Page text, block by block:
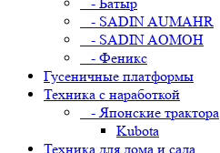
- SADIN AUMAHR
- SADIN AOMOH
- Феникс
Гусеничные платформы
Техника с наработкой
- Японские трактора
Kubota
Техника для дома и сада